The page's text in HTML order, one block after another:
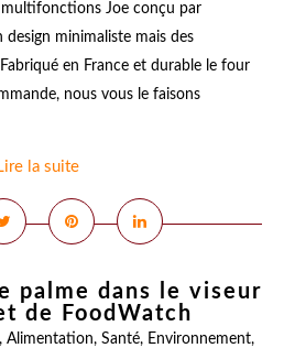
Joe conçu par
minimaliste mais des
en France et durable le four
nous vous le faisons
la suite
palme dans le viseur
de FoodWatch
, Alimentation, Santé, Environnement,